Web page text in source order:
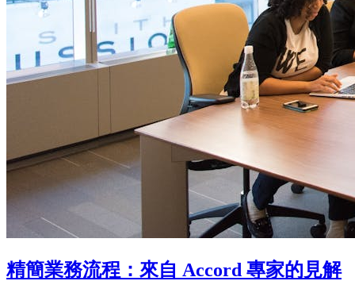
精簡業務流程：來自 Accord 專家的見解